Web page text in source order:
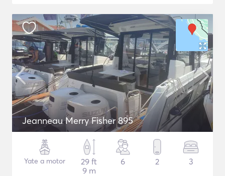
Jeanneau Merry Fisher 895
Yate a motor
29 ft
9 m
6 2 3